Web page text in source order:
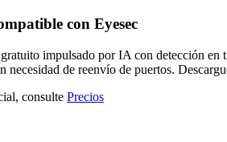
con Eyesec
impulsado por IA con detección en
necesidad de reenvío de puertos.
consulte Precios